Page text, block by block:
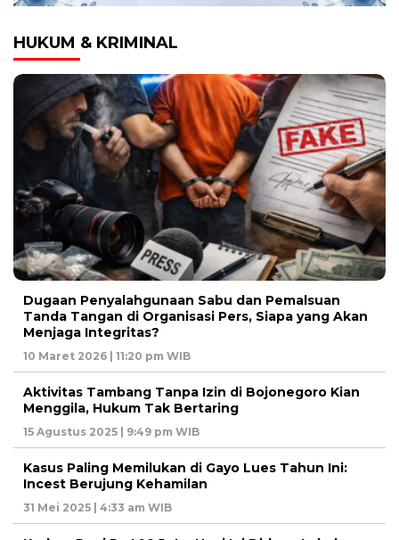
HUKUM & KRIMINAL
Dugaan Penyalahgunaan Sabu dan Pemalsuan
Tanda Tangan di Organisasi Pers, Siapa yang Akan
Menjaga Integritas?
10 Maret 2026 | 11:20 pm WIB
Aktivitas Tambang Tanpa Izin di Bojonegoro Kian
Menggila, Hukum Tak Bertaring
15 Agustus 2025 | 9:49 pm WIB
Kasus Paling Memilukan di Gayo Lues Tahun Ini:
Incest Berujung Kehamilan
31 Mei 2025 | 4:33 am WIB